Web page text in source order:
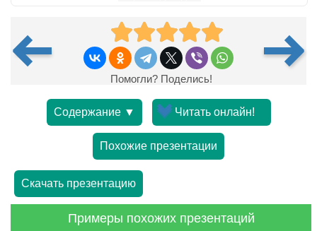
Помогли? Поделись!
Содержание ▼ Читать онлайн!
Похожие презентации
Скачать презентацию
Примеры похожих презентаций